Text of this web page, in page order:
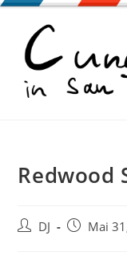
Zum
springen
Redwood
Beitrags-
DJ
Beitrag
Mai